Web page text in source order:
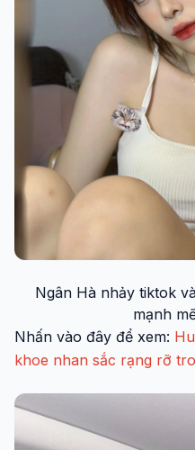
Ngân Hà nhảy tiktok
mạnh
Nhấn vào đây để xem:
khoe nhan sắc rạng rỡ